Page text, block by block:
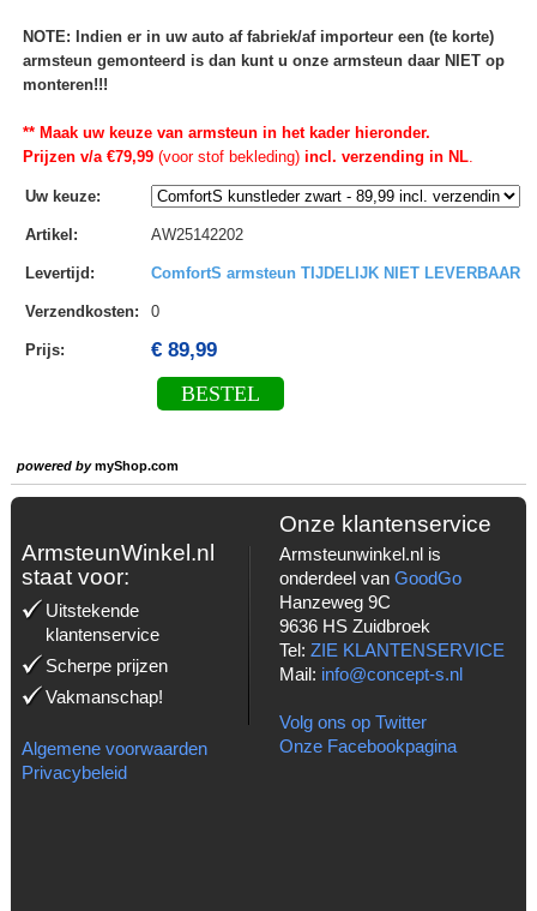
NOTE: Indien er in uw auto af fabriek/af importeur een (te korte)
armsteun gemonteerd is dan kunt u onze armsteun daar NIET op
monteren!!!
** Maak uw keuze van armsteun in het kader hieronder.
Prijzen v/a €79,99(voor stof bekleding)incl. verzending in NL.
Uw keuze:
Artikel : AW25142202
Levertijd : ComfortS armsteun TIJDELIJK NIET LEVERBAAR
Verzendkosten: 0
Prijs: € 89,99
BESTEL
powered bymyShop.com
ArmsteunWinkel.nl
staat voor:
Uitstekende
klantenservice
Scherpe prijzen
Vakmanschap!
Algemene voorwaarden
Privacybeleid
Onze klantenservice
Armsteunwinkel.nl is
onderdeel van GoodGo
Hanzeweg 9C
9636 HS Zuidbroek
Tel: ZIE KLANTENSERVICE
Mail: info@concept-s.nl
Volg ons op Twitter
Onze Facebookpagina